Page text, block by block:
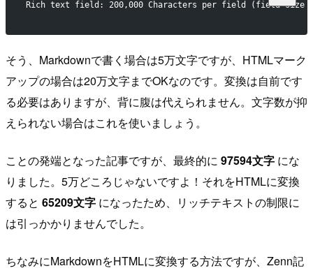
Rich text field: 200,000 Characters per field (field size
そう、Markdownで書く場合は5万文字ですが、HTMLマーク
アップの場合は20万文字までOKなのです。変換は自前です
る必要はありますが、背に腹は代えられません。文字数が抑
えられない場合はこれを使いましょう。
ことの発端となった記事ですが、最終的に 97594文字 にな
りました。5万どころじゃないですよ！それをHTMLに変換
すると 65209文字 になったため、リッチテキストの制限に
は引っかかりませんでした。
ちなみにMarkdownをHTMLに変換する方法ですが、Zenn記